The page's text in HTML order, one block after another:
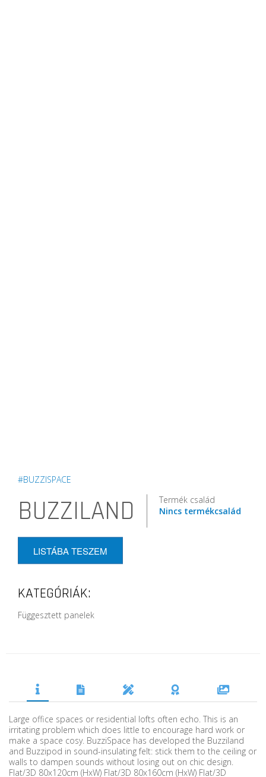
#BUZZISPACE
BUZZILAND
Termék család
Nincs termékcsalád
LISTÁBA TESZEM
KATEGÓRIÁK:
Függesztett panelek
Large office spaces or residential lofts often echo. This is an
irritating problem which does little to encourage hard work or
make a space cosy. BuzziSpace has developed the Buzziland
and Buzzipod in sound-insulating felt: stick them to the ceiling or
walls to dampen sounds without losing out on chic design.
Flat/3D 80x120cm (HxW) Flat/3D 80x160cm (HxW) Flat/3D